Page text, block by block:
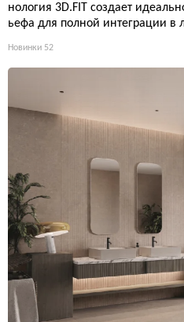
нология 3D.FIT создает
ьефа для полной интеграции в
Новинки 52